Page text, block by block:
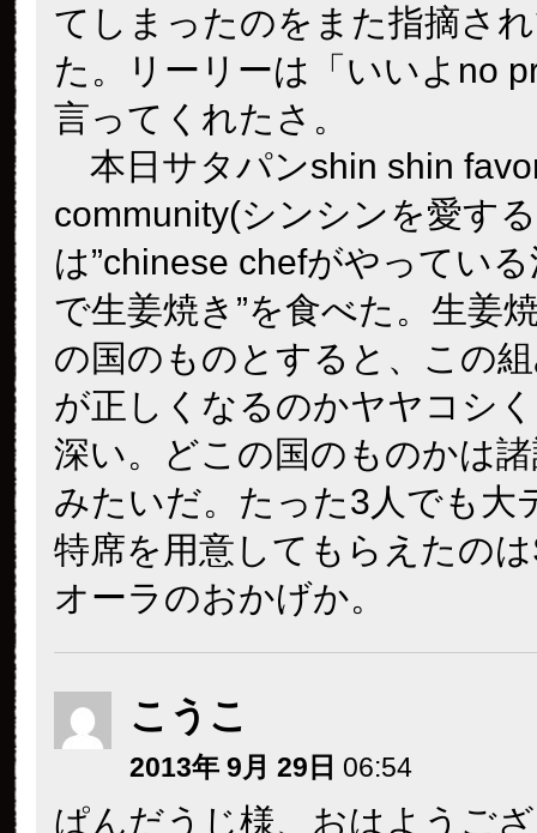
てしまったのをまた指摘さ
た。リーリーは「いいよno
言ってくれたさ。
本日サタパンshin shin
community(シンシンを愛す
は”chinese chefがやってい
で生姜焼き”を食べた。生姜
の国のものとすると、この
が正しくなるのかヤヤコシ
深い。どこの国のものかは
みたいだ。たった3人でも大
特席を用意してもらえたの
オーラのおかげか。
こうこ
2013年 9月 29日 06:54
ぱんだうじ様、おはようご